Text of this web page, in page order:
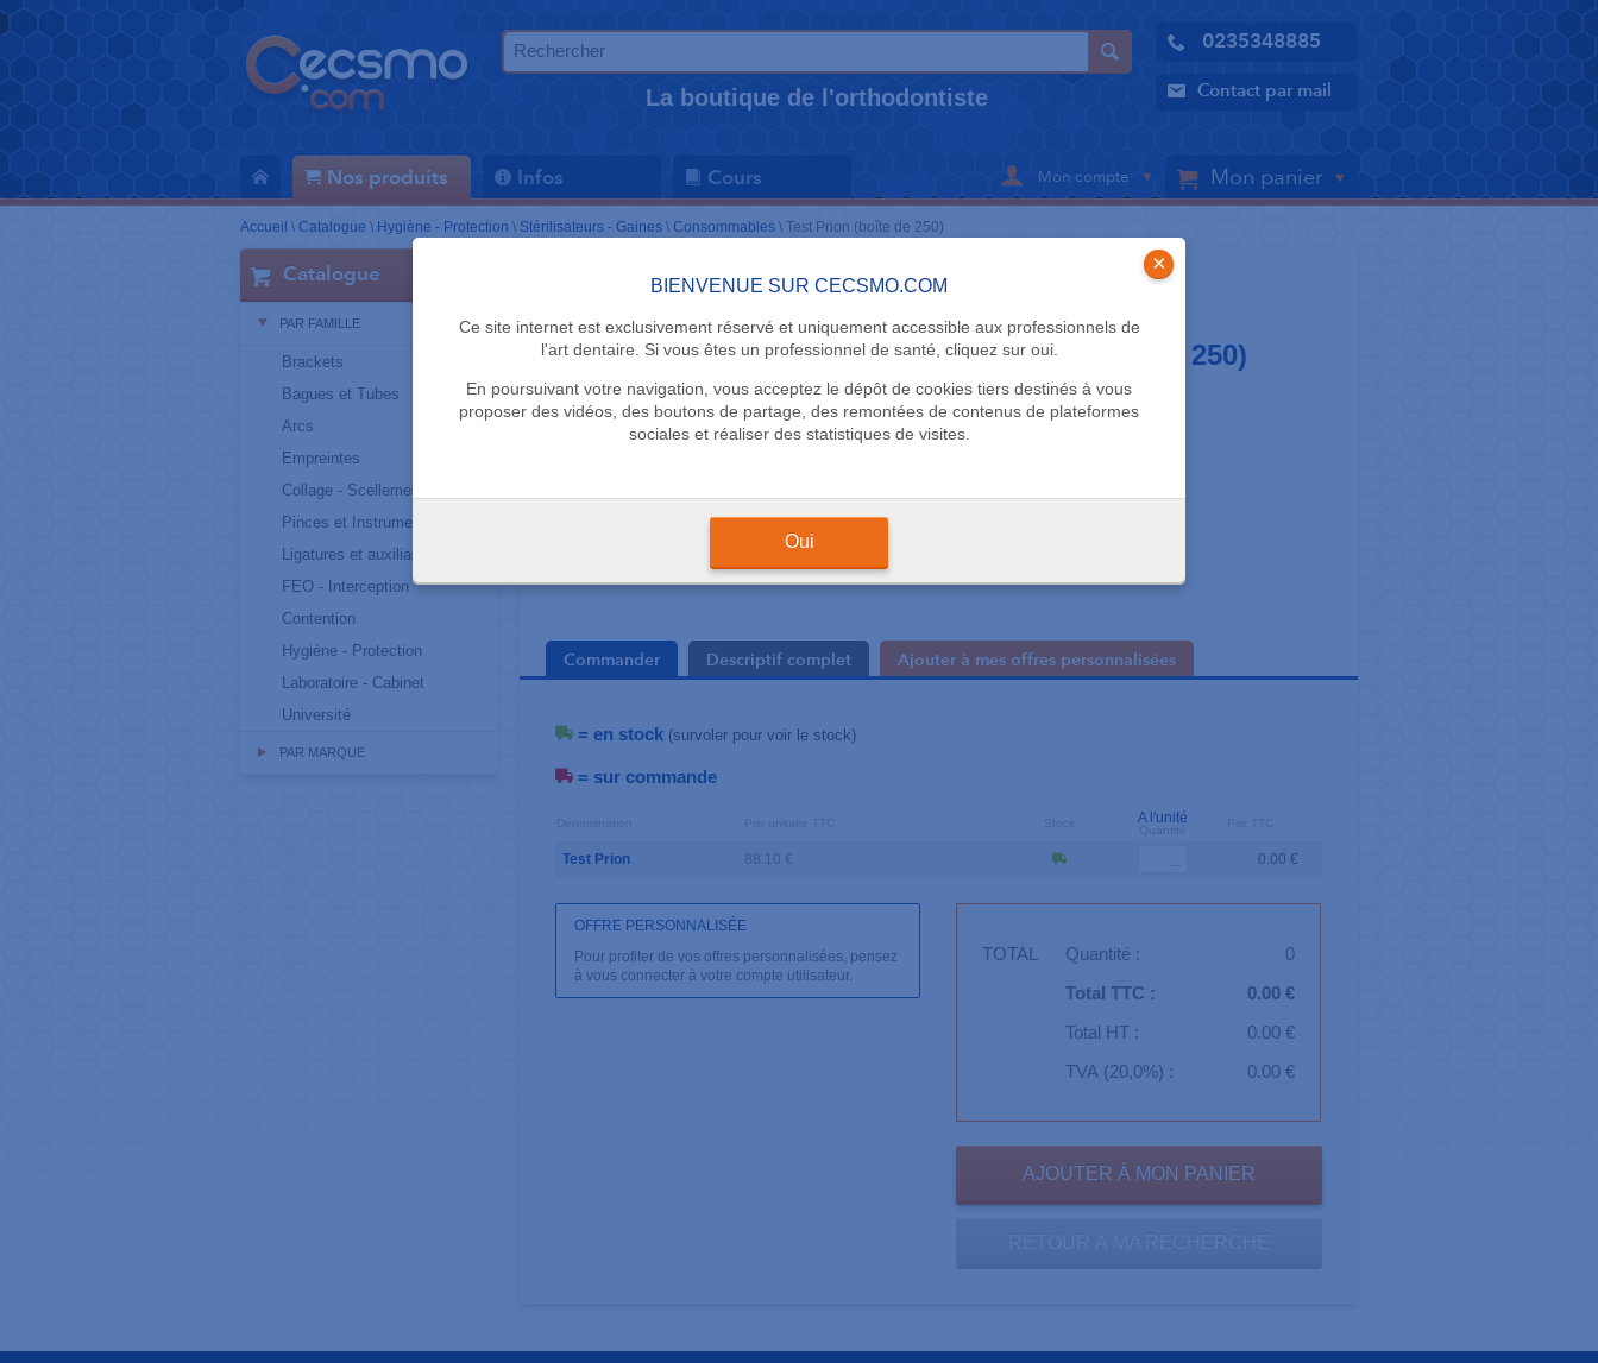
La boutique de l'orthodontiste
0235348885
Contact par mail
Nos produits Infos Cours Mon compte Mon panier
BIENVENUE SUR CECSMO.COM
Ce site internet est exclusivement réservé et uniquement accessible aux professionnels de
l'art dentaire. Si vous êtes un professionnel de santé, cliquez sur oui.
En poursuivant votre navigation, vous acceptez le dépôt de cookies tiers destinés à vous
proposer des vidéos, des boutons de partage, des remontées de contenus de plateformes
sociales et réaliser des statistiques de visites.
×
Oui
Accueil \ Catalogue \ Hygiène - Protection \ Stérilisateurs - Gaines \ Consommables \ Test Prion (boîte de 250)
Catalogue
PAR FAMILLE
Brackets
Bagues et Tubes
Arcs
Empreintes
Collage - Scellement
Pinces et Instruments
Ligatures et auxiliaires
FEO - Interception
Contention
Hygiène - Protection
Laboratoire - Cabinet
Université
PAR MARQUE
CONSOMMABLES
Test Prion (boîte de 250)
Medistock
7 en stock
Commander Descriptif complet Ajouter à mes offres personnalisées
= en stock (survoler pour voir le stock)
= sur commande
A l'unité
Test Prion 88.10 € 0.00 €
OFFRE PERSONNALISÉE
Pour profiter de vos offres personnalisées, pensez
à vous connecter à votre compte utilisateur.
TOTAL Quantité :
0
Total TTC :
0.00 €
Total HT :
0.00 €
TVA (20,0%) :
0.00 €